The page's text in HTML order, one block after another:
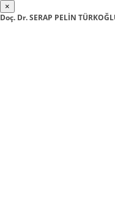
×
Doç. Dr. SERAP PELİN